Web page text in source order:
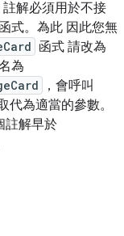
解必須用於不接
式。為此 因此您無
函式 請改為
為
，會呼叫
代為適當的參數。
註解早於